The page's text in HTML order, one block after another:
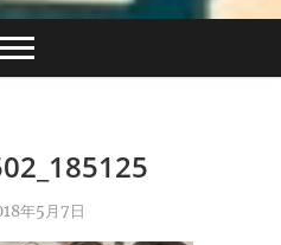
GEAR
ツー
に近日オープン！
年5月7日